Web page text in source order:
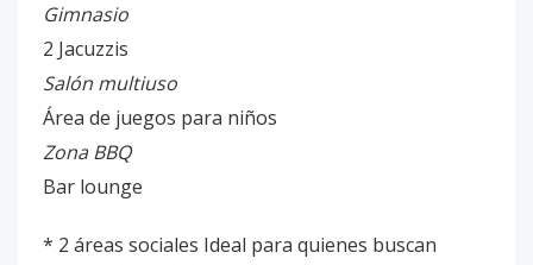
Gimnasio
2 Jacuzzis
Salón multiuso
Área de juegos para niños
Zona BBQ
Bar lounge
* 2 áreas sociales Ideal para quienes buscan